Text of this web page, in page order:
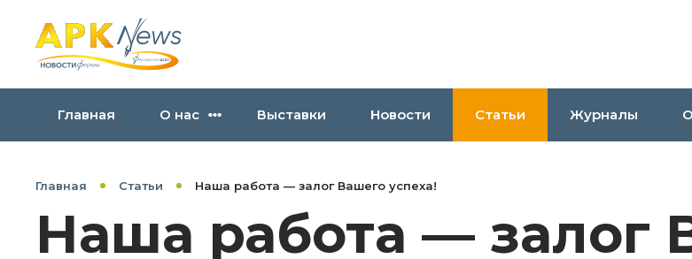
Главная О нас Выставки Новости Статьи Журналы
Главная Статьи Наша работа — залог Вашего успеха!
Наша работа — залог